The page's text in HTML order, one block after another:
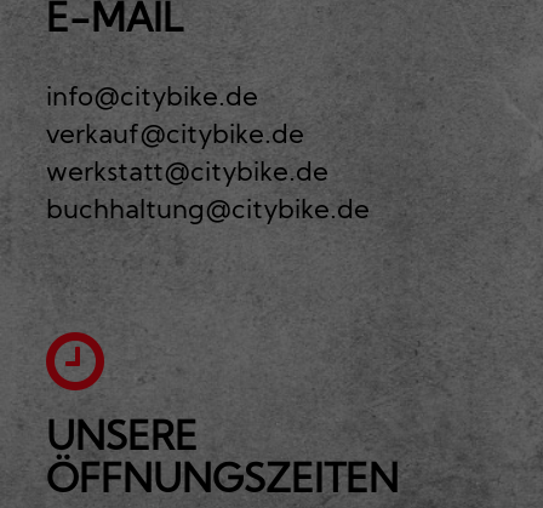
E-MAIL
info@citybike.de
verkauf@citybike.de
werkstatt@citybike.de
buchhaltung@citybike.de
UNSERE
ÖFFNUNGSZEITEN